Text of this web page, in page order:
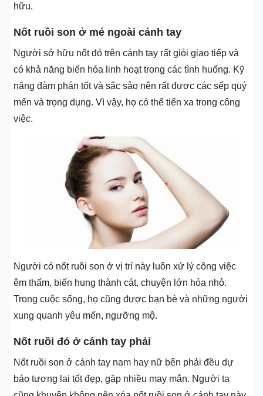
hữu.
Nốt ruồi son ở mé ngoài cánh tay
Người sở hữu nốt đỏ trên cánh tay rất giỏi giao tiếp và
có khả năng biến hóa linh hoạt trong các tình huống. Kỹ
năng đàm phán tốt và sắc sảo nên rất được các sếp quý
mến và trọng dụng. Vì vậy, họ có thể tiến xa trong công
việc.
Người có nốt ruồi son ở vị trí này luôn xử lý công việc
êm thấm, biến hung thành cát, chuyện lớn hóa nhỏ.
Trong cuộc sống, họ cũng được bạn bè và những người
xung quanh yêu mến, ngưỡng mộ.
Nốt ruồi đỏ ở cánh tay phải
Nốt ruồi son ở cánh tay nam hay nữ bên phải đều dự
báo tương lai tốt đẹp, gặp nhiều may mắn. Người ta